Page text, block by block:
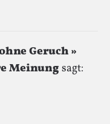
Geruch »
Meinungsagt: